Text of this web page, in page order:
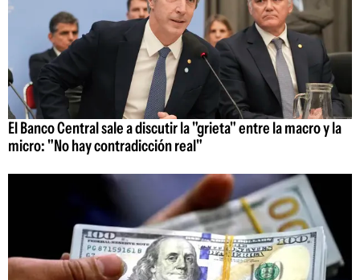
El Banco Central sale a discutir la "grieta" entre la macro y la
micro: "No hay contradicción real"